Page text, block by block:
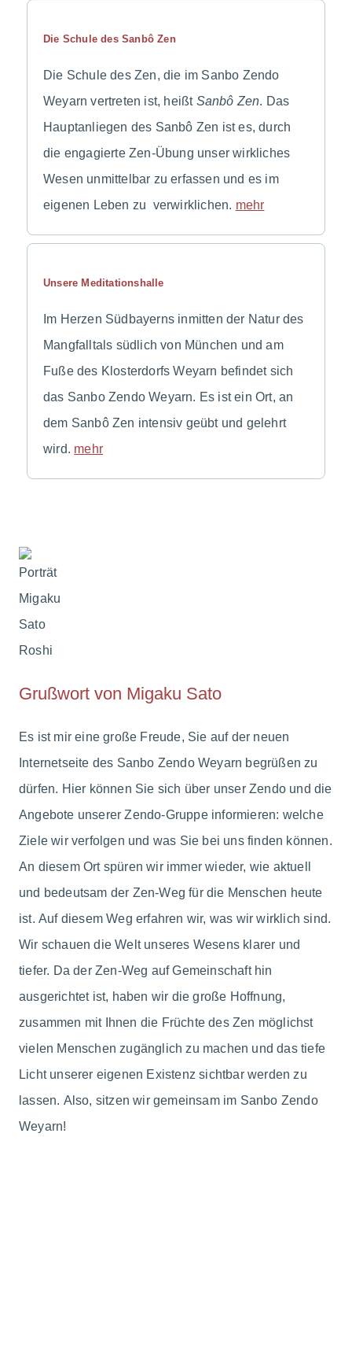
Die Schule des Sanbô Zen
Die Schule des Zen, die im Sanbo Zendo
Weyarn vertreten ist, heißt Sanbô Zen. Das
Hauptanliegen des Sanbô Zen ist es, durch
die engagierte Zen-Übung unser wirkliches
Wesen unmittelbar zu erfassen und es im
eigenen Leben zu verwirklichen. mehr
Unsere Meditationshalle
Im Herzen Südbayerns inmitten der Natur des
Mangfalltals südlich von München und am
Fuße des Klosterdorfs Weyarn befindet sich
das Sanbo Zendo Weyarn. Es ist ein Ort, an
dem Sanbô Zen intensiv geübt und gelehrt
wird. mehr
Grußwort von Migaku Sato
Es ist mir eine große Freude, Sie auf der neuen
Internetseite des Sanbo Zendo Weyarn begrüßen zu
dürfen. Hier können Sie sich über unser Zendo und die
Angebote unserer Zendo-Gruppe informieren: welche
Ziele wir verfolgen und was Sie bei uns finden können.
An diesem Ort spüren wir immer wieder, wie aktuell
und bedeutsam der Zen-Weg für die Menschen heute
ist. Auf diesem Weg erfahren wir, was wir wirklich sind.
Wir schauen die Welt unseres Wesens klarer und
tiefer. Da der Zen-Weg auf Gemeinschaft hin
ausgerichtet ist, haben wir die große Hoffnung,
zusammen mit Ihnen die Früchte des Zen möglichst
vielen Menschen zugänglich zu machen und das tiefe
Licht unserer eigenen Existenz sichtbar werden zu
lassen. Also, sitzen wir gemeinsam im Sanbo Zendo
Weyarn!